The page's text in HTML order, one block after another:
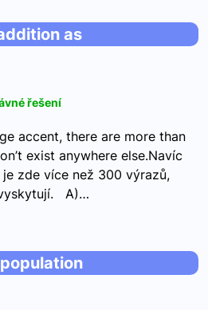
as
řešení
accent, there are more than
exist anywhere else.Navíc
zde více než 300 výrazů,
A)…